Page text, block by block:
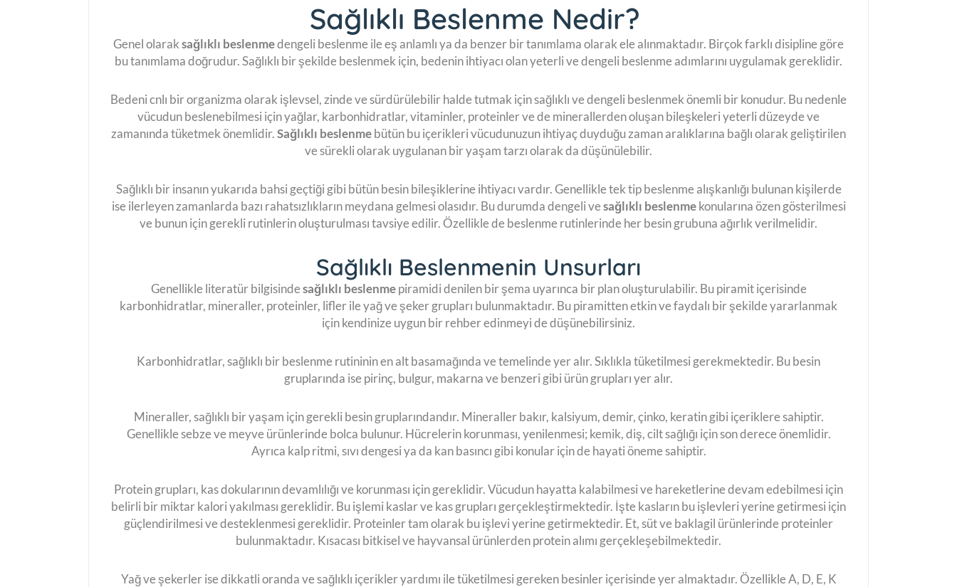
Sağlıklı Beslenme Nedir?
Genel olaraksağlıklı beslenmedengeli beslenme ile eş anlamlı ya da benzer bir tanımlama olarak ele alınmaktadır. Birçok farklı disipline göre
bu tanımlama doğrudur. Sağlıklı bir şekilde beslenmek için, bedenin ihtiyacı olan yeterli ve dengeli beslenme adımlarını uygulamak gereklidir.
Bedeni cnlı bir organizma olarak işlevsel, zinde ve sürdürülebilir halde tutmak için sağlıklı ve dengeli beslenmek önemli bir konudur. Bu nedenle
vücudun beslenebilmesi için yağlar, karbonhidratlar, vitaminler, proteinler ve de minerallerden oluşan bileşkeleri yeterli düzeyde ve
zamanında tüketmek önemlidir.Sağlıklı beslenmebütün bu içerikleri vücudunuzun ihtiyaç duyduğu zaman aralıklarına bağlı olarak geliştirilen
ve sürekli olarak uygulanan bir yaşam tarzı olarak da düşünülebilir.
Sağlıklı bir insanın yukarıda bahsi geçtiği gibi bütün besin bileşiklerine ihtiyacı vardır. Genellikle tek tip beslenme alışkanlığı bulunan kişilerde
ise ilerleyen zamanlarda bazı rahatsızlıkların meydana gelmesi olasıdır. Bu durumda dengeli vesağlıklı beslenmekonularına özen gösterilmesi
ve bunun için gerekli rutinlerin oluşturulması tavsiye edilir. Özellikle de beslenme rutinlerinde her besin grubuna ağırlık verilmelidir.
Sağlıklı Beslenmenin Unsurları
Genellikle literatür bilgisindesağlıklı beslenmepiramidi denilen bir şema uyarınca bir plan oluşturulabilir. Bu piramit içerisinde
karbonhidratlar, mineraller, proteinler, lifler ile yağ ve şeker grupları bulunmaktadır. Bu piramitten etkin ve faydalı bir şekilde yararlanmak
için kendinize uygun bir rehber edinmeyi de düşünebilirsiniz.
Karbonhidratlar, sağlıklı bir beslenme rutininin en alt basamağında ve temelinde yer alır. Sıklıkla tüketilmesi gerekmektedir. Bu besin
gruplarında ise pirinç, bulgur, makarna ve benzeri gibi ürün grupları yer alır.
Mineraller, sağlıklı bir yaşam için gerekli besin gruplarındandır. Mineraller bakır, kalsiyum, demir, çinko, keratin gibi içeriklere sahiptir.
Genellikle sebze ve meyve ürünlerinde bolca bulunur. Hücrelerin korunması, yenilenmesi; kemik, diş, cilt sağlığı için son derece önemlidir.
Ayrıca kalp ritmi, sıvı dengesi ya da kan basıncı gibi konular için de hayati öneme sahiptir.
Protein grupları, kas dokularının devamlılığı ve korunması için gereklidir. Vücudun hayatta kalabilmesi ve hareketlerine devam edebilmesi için
belirli bir miktar kalori yakılması gereklidir. Bu işlemi kaslar ve kas grupları gerçekleştirmektedir. İşte kasların bu işlevleri yerine getirmesi için
güçlendirilmesi ve desteklenmesi gereklidir. Proteinler tam olarak bu işlevi yerine getirmektedir. Et, süt ve baklagil ürünlerinde proteinler
bulunmaktadır. Kısacası bitkisel ve hayvansal ürünlerden protein alımı gerçekleşebilmektedir.
Yağ ve şekerler ise dikkatli oranda ve sağlıklı içerikler yardımı ile tüketilmesi gereken besinler içerisinde yer almaktadır. Özellikle A, D, E, K